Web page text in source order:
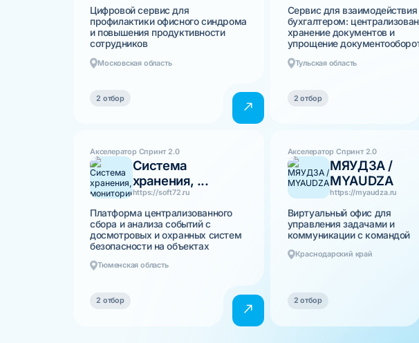
Цифровой сервис для
профилактики офисного синдрома
и повышения продуктивности
сотрудников
Московская область
2 отбор
Сервис для взаимодействия
бухгалтером:
хранение документов и
упрощение
Тульская область
2 отбор
Акселератор Спринт 2.0
Система
хранения, ...
https://soft72.ru
Платформа централизованного
сбора и анализа событий с
досмотровых и охранных систем
безопасности на объектах
Тюменская область
2 отбор
Акселератор Спринт 2.0
МЯУДЗА /
MYAUDZA
https://myaudza.ru
Виртуальный офис для
управления задачами и
коммуникации с командой
Краснодарский край
2 отбор